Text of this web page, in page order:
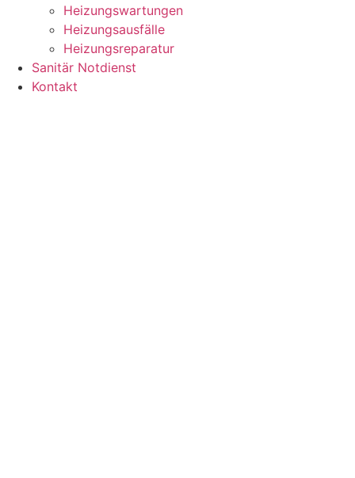
Heizungswartungen
Heizungsausfälle
Heizungsreparatur
Sanitär Notdienst
Kontakt